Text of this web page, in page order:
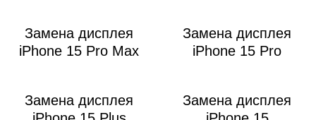
Замена дисплея
iPhone 15 Pro Max
Замена дисплея
iPhone 15 Pro
Замена дисплея
Замена дисплея